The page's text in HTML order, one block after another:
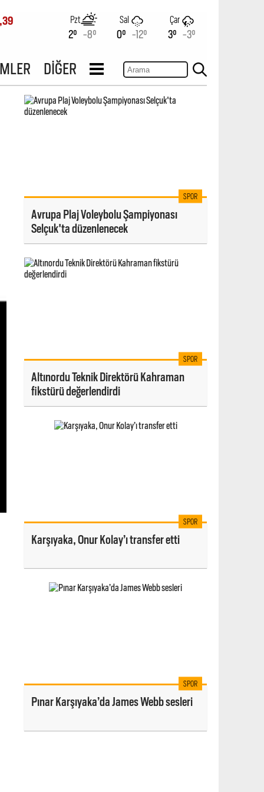
Pzt
2° -8°
Sal
0° -12°
Çar
3° -3°
DİĞER
SPOR
Avrupa Plaj Voleybolu Şampiyonası
Selçuk'ta düzenlenecek
SPOR
Altınordu Teknik Direktörü Kahraman
fikstürü değerlendirdi
SPOR
Karşıyaka, Onur Kolay’ı transfer etti
SPOR
Pınar Karşıyaka’da James Webb sesleri